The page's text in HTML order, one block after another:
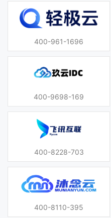
400-961-1696
400-9698-169
400-8228-703
400-8110-395